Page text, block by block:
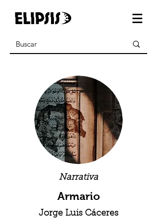
Narrativa
Armario
Jorge Luis Cáceres